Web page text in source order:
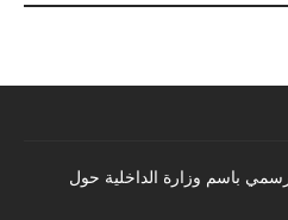
باسم وزارة الداخلية حول